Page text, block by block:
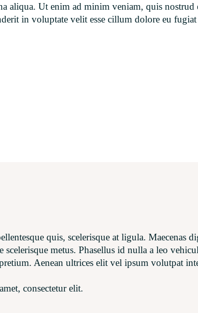
aliqua. Ut enim ad minim veniam, quis
in voluptate velit esse cillum dolore eu
quis, scelerisque at ligula. Maecenas
metus. Phasellus id nulla a leo
Aenean ultrices elit vel ipsum volutpat
consectetur elit.